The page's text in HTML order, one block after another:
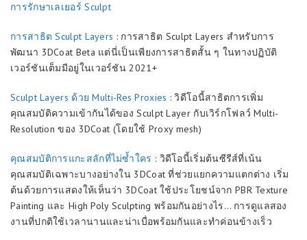
การรักษาเลเยอร์ Sculpt
การสาธิต Sculpt Layers : การสาธิต Sculpt Layers สำหรับการ
พัฒนา 3DCoat Beta แต่นี่เป็นเพียงการสาธิตสั้น ๆ ในทางปฏิบัติ
เวอร์ชันเต็มมีอยู่ในเวอร์ชัน 2021+
Sculpt Layers ด้วย Multi-Res Proxies : วิดีโอนี้สาธิตการเพิ่ม
คุณสมบัติความเข้ากันได้ของ Sculpt Layer กับเวิร์กโฟลว์ Multi-
Resolution ของ 3DCoat (โดยใช้ Proxy mesh)
คุณสมบัติการแกะสลักที่ไม่ซ้ำใคร : วิดีโอนี้เริ่มต้นซีรีส์ที่เน้น
คุณสมบัติเฉพาะบางอย่างใน 3DCoat ที่ช่วยแยกความแตกต่าง เริ่ม
ต้นด้วยการแสดงให้เห็นว่า 3DCoat ใช้ประโยชน์จาก PBR Texture
Painting และ High Poly Sculpting พร้อมกันอย่างไร… การดูแลสอง
งานที่ปกติใช้เวลานานและน่าเบื่อพร้อมกันและทำค่อนข้างเร็ว